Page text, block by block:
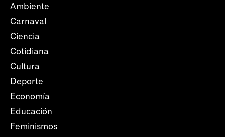
Ambiente
Carnaval
Ciencia
Cotidiana
Cultura
Deporte
Economía
Educación
Feminismos